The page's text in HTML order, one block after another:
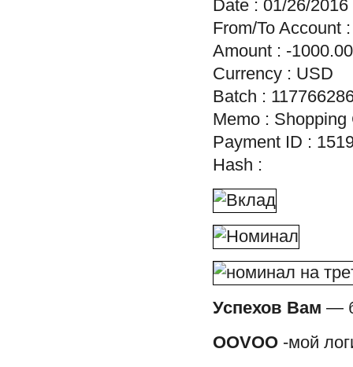
Date : 01/26/2016
From/To Account
Amount : -1000.00
Currency : USD
Batch :
Memo :
Payment ID :
Hash :
Успехов Вам —
OOVOO -мой